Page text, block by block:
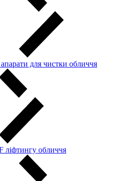
апарати для чистки обличчя
ліфтингу обличчя